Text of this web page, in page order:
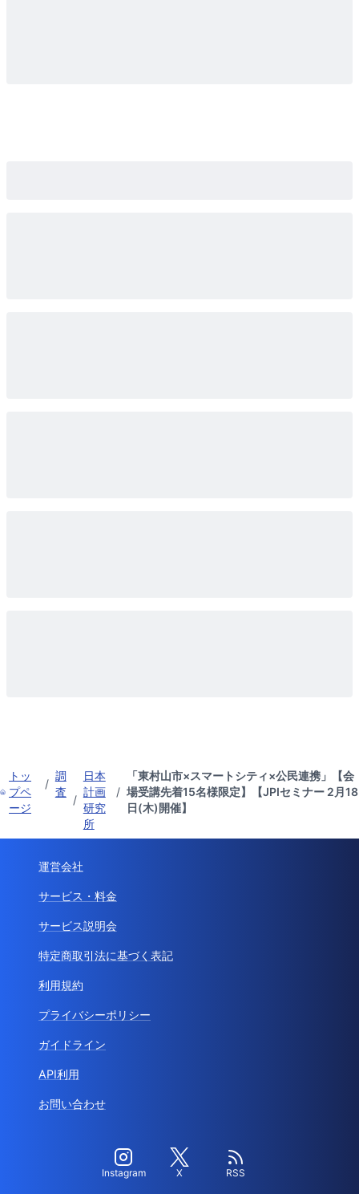
トッ
プペ
ージ
/
調
査
/
日本
計画
研究
所
/
「東村山市×スマートシティ×公民連携」【会
場受講先着15名様限定】【JPIセミナー 2月18
日(木)開催】
運営会社
サービス・料金
サービス説明会
特定商取引法に基づく表記
利用規約
プライバシーポリシー
ガイドライン
API利用
お問い合わせ
Instagram X RSS